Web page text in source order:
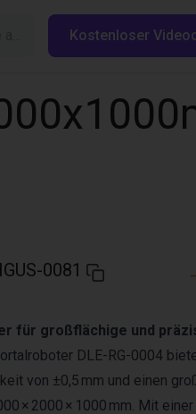
Kostenloser
0081
für großflächige und
DLE-RG-0004
von ±0,5 mm und einen
× 2000 × 1000 mm. Mit
Im Shop